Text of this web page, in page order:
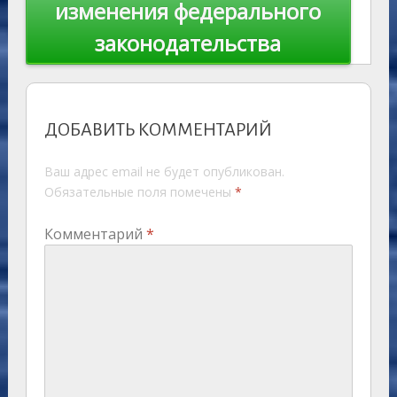
изменения федерального
законодательства
ДОБАВИТЬ КОММЕНТАРИЙ
Ваш адрес email не будет опубликован.
Обязательные поля помечены *
Комментарий *